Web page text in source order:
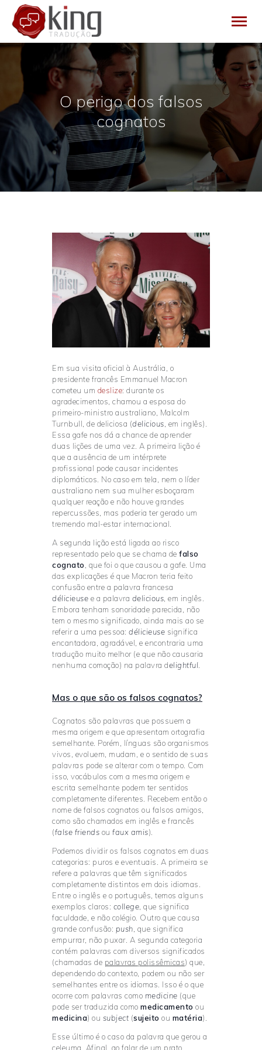
O perigo dos falsos
cognatos
HOME
EMPRESA
SERVIÇOS
BLOG
CONTATO
Em sua visita oficial à Austrália, o
presidente francês Emmanuel Macron
cometeu um deslize: durante os
agradecimentos, chamou a esposa do
primeiro-ministro australiano, Malcolm
Turnbull, de deliciosa (delicious , em inglês).
Essa gafe nos dá a chance de aprender
duas lições de uma vez. A primeira lição é
que a ausência de um intérprete
profissional pode causar incidentes
diplomáticos. No caso em tela, nem o líder
australiano nem sua mulher esboçaram
qualquer reação e não houve grandes
repercussões, mas poderia ter gerado um
tremendo mal-estar internacional.
A segunda lição está ligada ao risco
representado pelo que se chama de falso
cognato , que foi o que causou a gafe. Uma
das explicações é que Macron teria feito
confusão entre a palavra francesa
délicieuse e a palavra delicious , em inglês.
Embora tenham sonoridade parecida, não
tem o mesmo significado, ainda mais ao se
referir a uma pessoa: délicieuse significa
encantadora, agradável, e encontraria uma
tradução muito melhor (e que não causaria
nenhuma comoção) na palavra delightful
Mas o que são os falsos cognatos?
Cognatos são palavras que possuem a
mesma origem e que apresentam ortografia
semelhante. Porém, línguas são organismos
vivos, evoluem, mudam, e o sentido de suas
palavras pode se alterar com o tempo. Com
isso, vocábulos com a mesma origem e
escrita semelhante podem ter sentidos
completamente diferentes. Recebem então o
nome de falsos cognatos ou falsos amigos,
como são chamados em inglês e francês
(false friends ou faux amis).
Podemos dividir os falsos cognatos em duas
categorias: puros e eventuais. A primeira se
refere a palavras que têm significados
completamente distintos em dois idiomas.
Entre o inglês e o português, temos alguns
exemplos claros: college, que significa
faculdade, e não colégio. Outro que causa
grande confusão: push, que significa
empurrar, não puxar. A segunda categoria
contém palavras com diversos significados
(chamadas de palavras polissêmicas) que,
dependendo do contexto, podem ou não ser
semelhantes entre os idiomas. Isso é o que
ocorre com palavras como medicine (que
pode ser traduzida como medicamento ou
medicina) ou subject (sujeito ou matéria).
Esse último é o caso da palavra que gerou a
celeuma. Afinal, ao falar de um prato,